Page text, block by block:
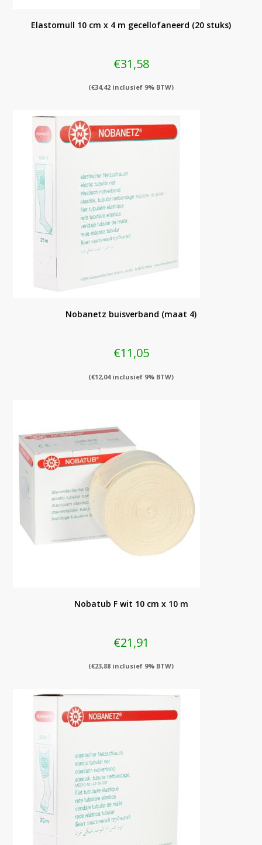
Elastomull 10 cm x 4 m gecellofaneerd (20 stuks)
€31,58
(€34,42 inclusief 9% BTW)
Nobanetz buisverband (maat 4)
€11,05
(€12,04inclusief 9% BTW)
Nobatub F wit 10 cm x 10 m
€21,91
(€23,88 inclusief 9% BTW)